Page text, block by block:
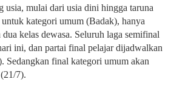
usia, mulai dari usia dini hingga taruna
kategori umum (Badak), hanya
kelas dewasa. Seluruh laga semifinal
ini, dan partai final pelajar dijadwalkan
Sedangkan final kategori umum akan
7).